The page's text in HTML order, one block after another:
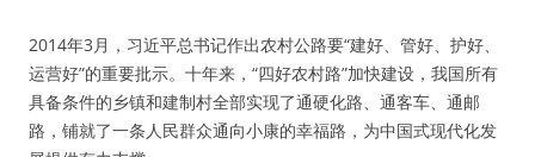
2014年3月，习近平总书记作出农村公路要“建好、管好、护好、
运营好”的重要批示。十年来，“四好农村路”加快建设，我国所有
具备条件的乡镇和建制村全部实现了通硬化路、通客车、通邮
路，铺就了一条人民群众通向小康的幸福路，为中国式现代化发